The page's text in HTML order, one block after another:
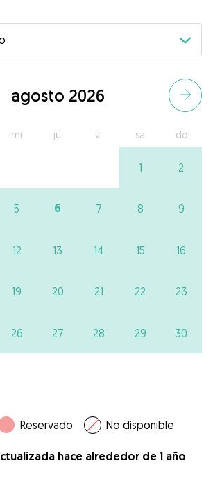
agosto 2026
mi ju vi sa do
1 2
5 6 7 8 9
12 13 14 15 16
19 20 21 22 23
26 27 28 29 30
Reservado No disponible
hace alrededor de 1 año